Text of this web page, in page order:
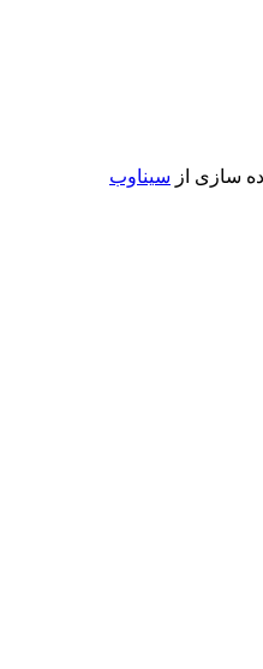
سازی از سیناوب